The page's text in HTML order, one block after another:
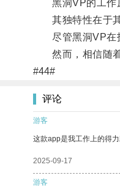
黑洞VP的工作原
其独特性在于其
尽管黑洞VP在技
然而，相信随着
#44#
评论
游客
这款app是我工作上的得
2025-09-17
游客